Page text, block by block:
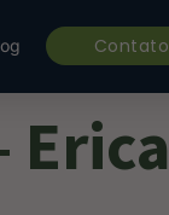
Contato
Erica